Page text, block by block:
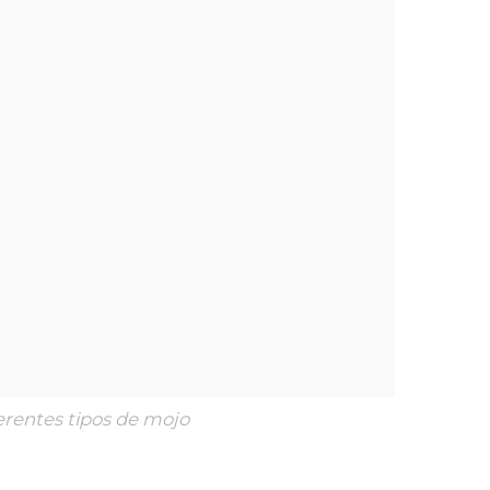
tipos de mojo